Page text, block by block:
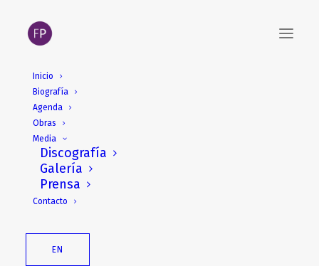
Inicio
Biografía
Agenda
Obras
Media
Discografía
Galería
Prensa
Contacto
EN
Cervantes Magazine:
Entrevista a Fabián
Panisello